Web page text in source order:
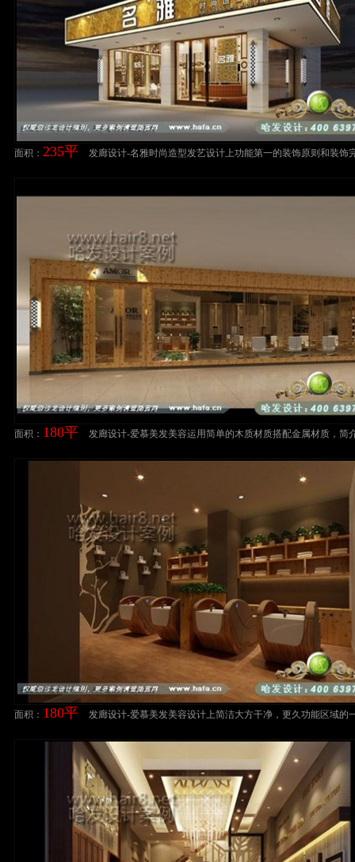
面积： 235平
发廊设计-名雅时尚造型发艺设计上功能第一的装饰原则和装饰
面积： 180平
发廊设计-爱慕美发美容运用简单的木质材质搭配金属材质，简
面积： 180平
发廊设计-爱慕美发美容设计上简洁大方干净，更久功能区域的